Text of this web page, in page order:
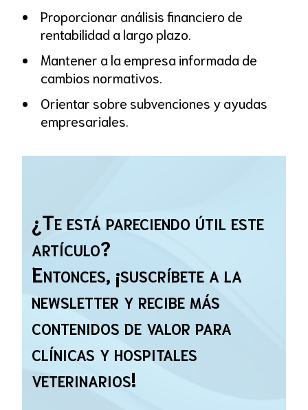
Proporcionar análisis financiero de
rentabilidad a largo plazo.
Mantener a la empresa informada de
cambios normativos.
Orientar sobre subvenciones y ayudas
empresariales.
¿Te está pareciendo útil este
artículo?
Entonces, ¡suscríbete a la
newsletter y recibe más
contenidos de valor para
clínicas y hospitales
veterinarios!